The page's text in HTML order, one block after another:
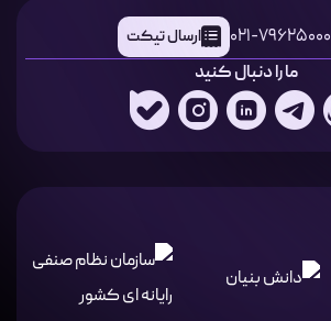
021-79625000 ارسال تیکت
ما را دنبال کنید